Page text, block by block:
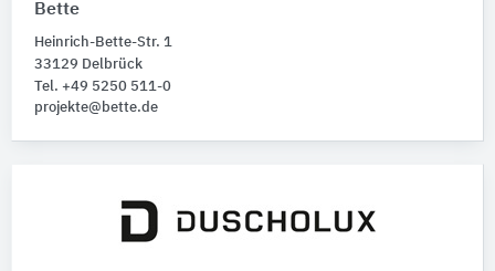
Bette
Heinrich-Bette-Str. 1
33129 Delbrück
Tel. +49 5250 511-0
projekte@bette.de